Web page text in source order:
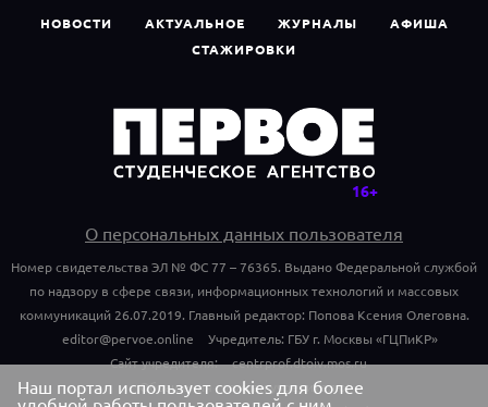
НОВОСТИ АКТУАЛЬНОЕ ЖУРНАЛЫ
АФИША
СТАЖИРОВКИ
О персональных данных пользователя
Номер свидетельства ЭЛ № ФС 77 – 76365. Выдано Федеральной службой
по надзору в сфере связи, информационных технологий и массовых
коммуникаций 26.07.2019. Главный редактор: Попова Ксения Олеговна.
editor@pervoe.online
Учредитель: ГБУ г. Москвы «ГЦПиКР»
Сайт учредителя:
centrprof.dtoiv.mos.ru
Обращения граждан учредителю:
Наш портал использует cookies для более